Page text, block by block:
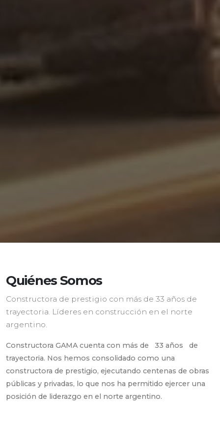
Quiénes Somos
Constructora de prestigio con más de 33 años de
trayectoria. Líderes en construcción en el norte
argentino.
Constructora GAMA cuenta con más de 33 años
de
trayectoria. Nos hemos consolidado como una
constructora de prestigio, ejecutando centenas de obras
públicas y privadas, lo que nos ha permitido ejercer una
posición de liderazgo en el norte argentino.